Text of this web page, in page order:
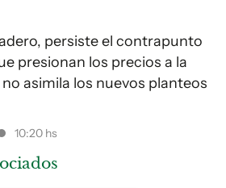
persiste el contrapunto
presionan los precios a la
asimila los nuevos planteos
10:20 hs